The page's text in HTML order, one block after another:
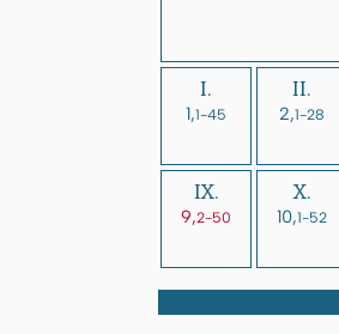
I.
1,1-45
II.
2,1-28
IX.
9,2-50
X.
10,1-52